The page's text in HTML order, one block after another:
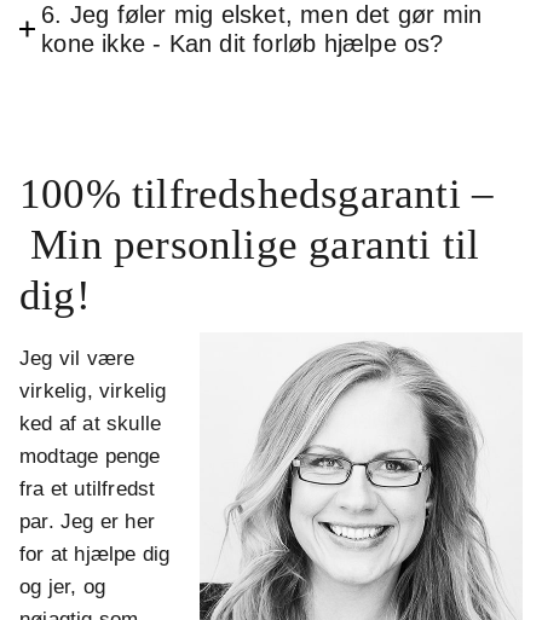
6. Jeg føler mig elsket, men det gør min
kone ikke - Kan dit forløb hjælpe os?
100% tilfredshedsgaranti –
Min personlige garanti til
dig!
Jeg vil være
virkelig, virkelig
ked af at skulle
modtage penge
fra et utilfredst
par. Jeg er her
for at hjælpe dig
og jer, og